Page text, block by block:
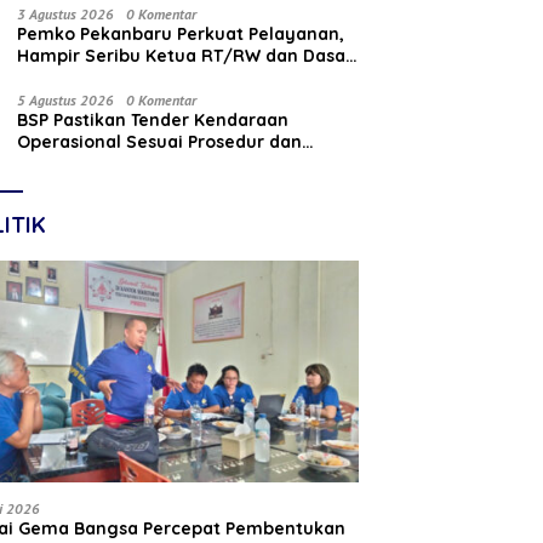
Nasabah
3 Agustus 2026 0 Komentar
Pemko Pekanbaru Perkuat Pelayanan,
Hampir Seribu Ketua RT/RW dan Dasa
5 Agustus 2026 0 Komentar
BSP Pastikan Tender Kendaraan
Operasional Sesuai Prosedur dan
2026
Gema Bangsa Percepat Pembentukan